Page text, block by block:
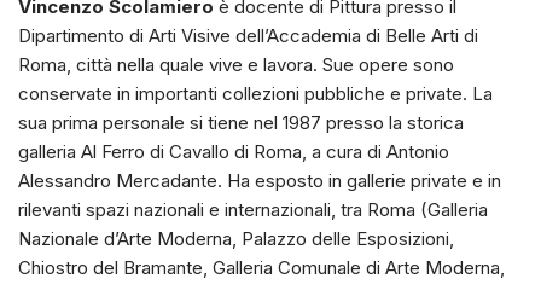
Vincenzo Scolamiero è docente di Pittura presso il
Dipartimento di Arti Visive dell’Accademia di Belle Arti di
Roma, città nella quale vive e lavora. Sue opere sono
conservate in importanti collezioni pubbliche e private. La
sua prima personale si tiene nel 1987 presso la storica
galleria Al Ferro di Cavallo di Roma, a cura di Antonio
Alessandro Mercadante. Ha esposto in gallerie private e in
rilevanti spazi nazionali e internazionali, tra Roma (Galleria
Nazionale d’Arte Moderna, Palazzo delle Esposizioni,
Chiostro del Bramante, Galleria Comunale di Arte Moderna,